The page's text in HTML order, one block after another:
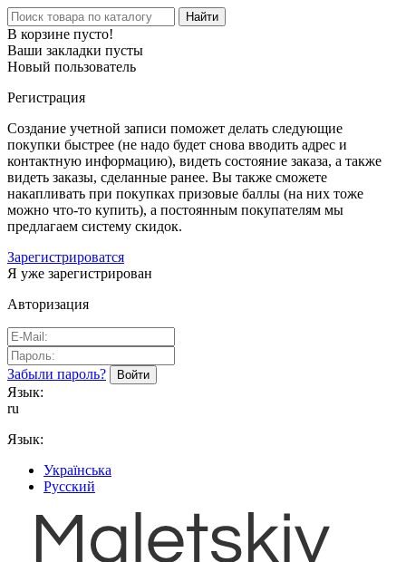
Найти
В корзине пусто!
Ваши закладки пусты
Новый пользователь
Регистрация
Создание учетной записи поможет делать следующие
покупки быстрее (не надо будет снова вводить адрес и
контактную информацию), видеть состояние заказа, а также
видеть заказы, сделанные ранее. Вы также сможете
накапливать при покупках призовые баллы (на них тоже
можно что-то купить), а постоянным покупателям мы
предлагаем систему скидок.
Зарегистрироватся
Я уже зарегистрирован
Авторизация
Забыли пароль?
Язык:
ru
Язык:
Українська
Русский